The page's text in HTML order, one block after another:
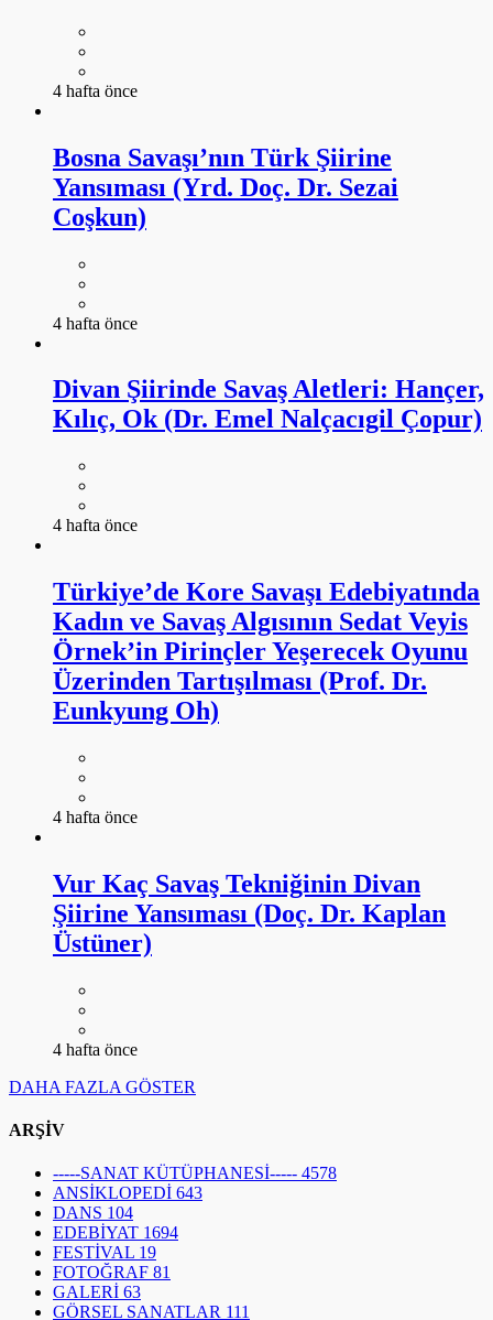
4 hafta önce
Bosna Savaşı’nın Türk Şiirine
Yansıması (Yrd. Doç. Dr. Sezai
Coşkun)
4 hafta önce
Divan Şiirinde Savaş Aletleri: Hançer,
Kılıç, Ok (Dr. Emel Nalçacıgil Çopur)
4 hafta önce
Türkiye’de Kore Savaşı Edebiyatında
Kadın ve Savaş Algısının Sedat Veyis
Örnek’in Pirinçler Yeşerecek Oyunu
Üzerinden Tartışılması (Prof. Dr.
Eunkyung Oh)
4 hafta önce
Vur Kaç Savaş Tekniğinin Divan
Şiirine Yansıması (Doç. Dr. Kaplan
Üstüner)
4 hafta önce
DAHA FAZLA GÖSTER
ARŞİV
-----SANAT KÜTÜPHANESİ----- 4578
ANSİKLOPEDİ 643
DANS 104
EDEBİYAT 1694
FESTİVAL 19
FOTOĞRAF 81
GALERİ 63
GÖRSEL SANATLAR 111